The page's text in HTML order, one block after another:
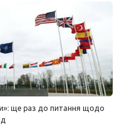
ще раз до питання щодо